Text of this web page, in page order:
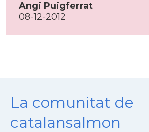
Angi Puigferrat
08-12-2012
La comunitat de
catalansalmon